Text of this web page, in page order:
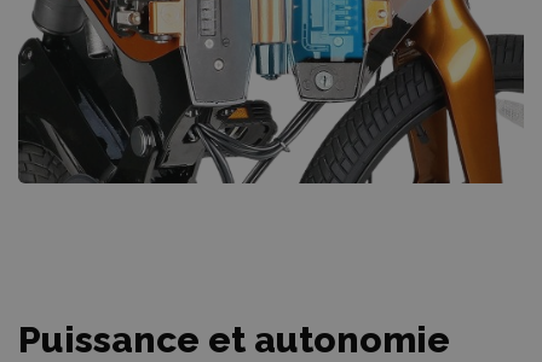
Puissance et autonomie